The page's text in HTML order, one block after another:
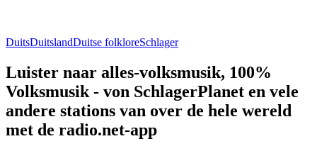
DuitsDuitslandDuitse folkloreSchlager
Luister naar alles-volksmusik, 100%
Volksmusik - von SchlagerPlanet en vele
andere stations van over de hele wereld
met de radio.net-app